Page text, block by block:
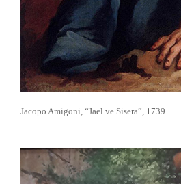
Jacopo Amigoni, “Jael ve Sisera”, 1739.